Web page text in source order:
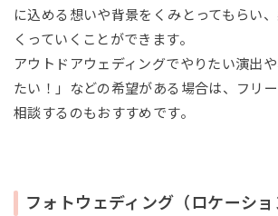
に込める想いや背景をくみとってもらい
くっていくことができます。
アウトドアウェディングでやりたい演出
たい！」などの希望がある場合は、フリ
相談するのもおすすめです。
フォトウェディング（ロケーショ